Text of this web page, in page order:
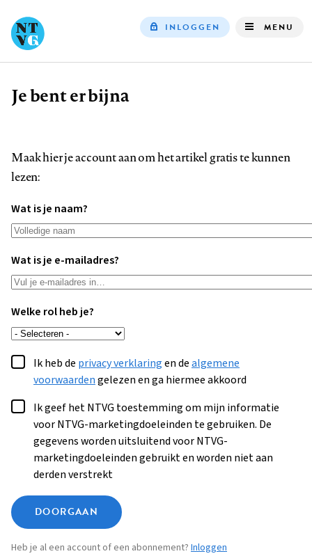
INLOGGEN MENU
Kruimelpad
Je bent er bijna
Maak hier je account aan om het artikel gratis te kunnen
lezen:
Wat is je naam?
Wat is je e-mailadres?
Welke rol heb je?
Ik heb de privacy verklaringen dealgemene
voorwaardengelezen en ga hiermee akkoord
Ik geef het NTVG toestemming om mijn informatie
voor NTVG-marketingdoeleinden te gebruiken. De
gegevens worden uitsluitend voor NTVG-
marketingdoeleinden gebruikt en worden niet aan
derden verstrekt
DOORGAAN
Heb je al een account of een abonnement? Inloggen